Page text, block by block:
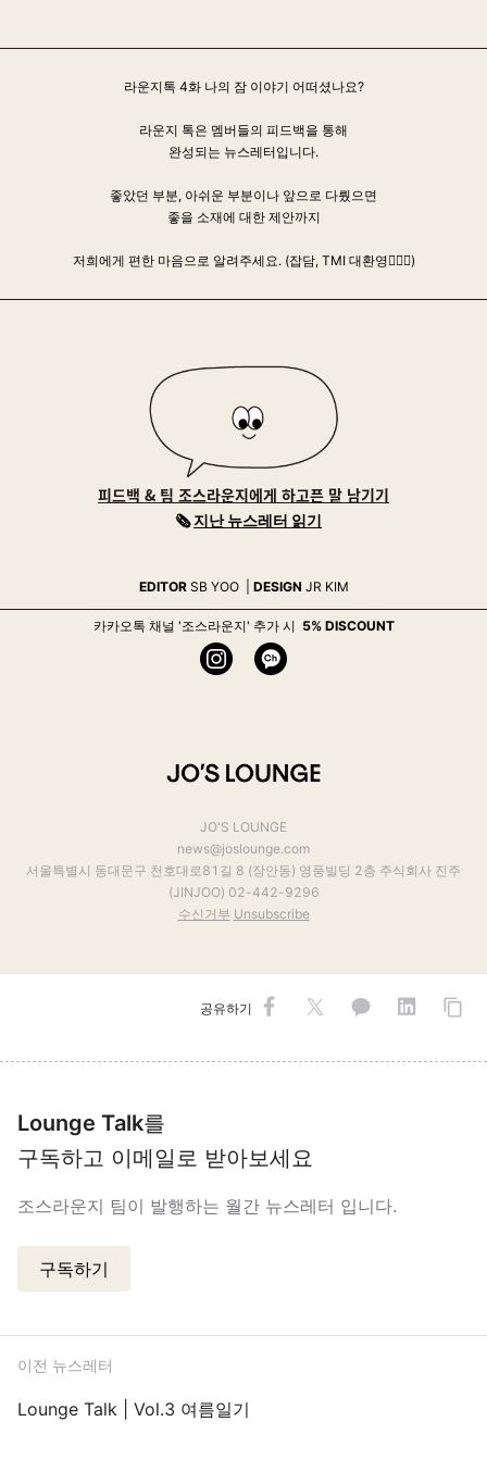
라운지톡 4화 나의 잠 이야기 어떠셨나요?
라운지 톡은 멤버들의 피드백을 통해
완성되는 뉴스레터입니다.
좋았던 부분, 아쉬운 부분이나 앞으로 다뤘으면
좋을 소재에 대한 제안까지
저희에게 편한 마음으로 알려주세요. (잡담, TMI 대환영🙋🏻‍♀️)
피드백 & 팀 조스라운지에게 하고픈 말 남기기
🗞지난뉴스레터 읽기
EDITOR SB YOO | DESIGN JR KIM
카카오톡 채널 '조스라운지' 추가 시 5% DISCOUNT
JO'S LOUNGE
news@joslounge.com
서울특별시 동대문구 천호대로81길 8 (장안동) 영풍빌딩 2층 주식회사 진주
(JINJOO) 02-442-9296
수신거부 Unsubscribe
공유하기
Lounge Talk를
구독하고 이메일로 받아보세요
조스라운지 팀이 발행하는 월간 뉴스레터 입니다.
구독하기
이전 뉴스레터
Lounge Talk | Vol.3 여름일기